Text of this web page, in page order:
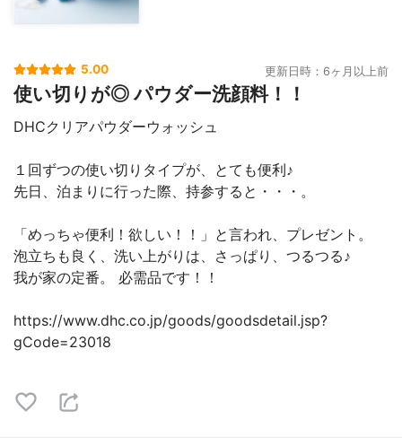
5.00 更新日時：6ヶ月以上前
使い切りが◎ パウダー洗顔料！！
DHCクリアパウダーウォッシュ
１回ずつの使い切りタイプが、とても便利♪
先日、泊まりに行った際、持参すると・・・。
「めっちゃ便利！欲しい！！」と言われ、プレゼント。
泡立ちも良く、洗い上がりは、さっぱり、つるつる♪
我が家の定番。 必需品です！！
https://www.dhc.co.jp/goods/goodsdetail.jsp?
gCode=23018